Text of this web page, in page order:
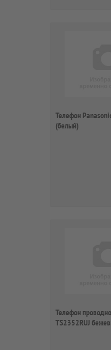
Телефон
(белый)
Телефон
TS2352RUJ